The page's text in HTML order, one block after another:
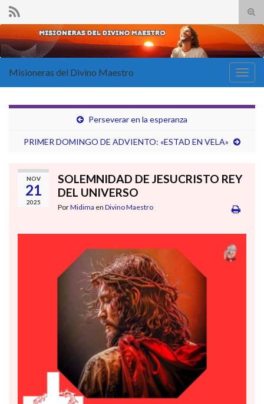
el
de
Search for:
la
Misioneras del Divino Maestro
Perseverar en la esperanza
PRIMER DOMINGO DE ADVIENTO: «ESTAD EN VELA»
NOV
21
2025
SOLEMNIDAD DE JESUCRISTO REY
DEL UNIVERSO
PorMidima en Divino Maestro